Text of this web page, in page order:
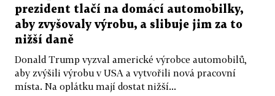
prezident tlačí na domácí automobilky,
aby zvyšovaly výrobu, a slibuje jim za to
nižší daně
Donald Trump vyzval americké výrobce automobilů,
aby zvýšili výrobu v USA a vytvořili nová pracovní
místa. Na oplátku mají dostat nižší...